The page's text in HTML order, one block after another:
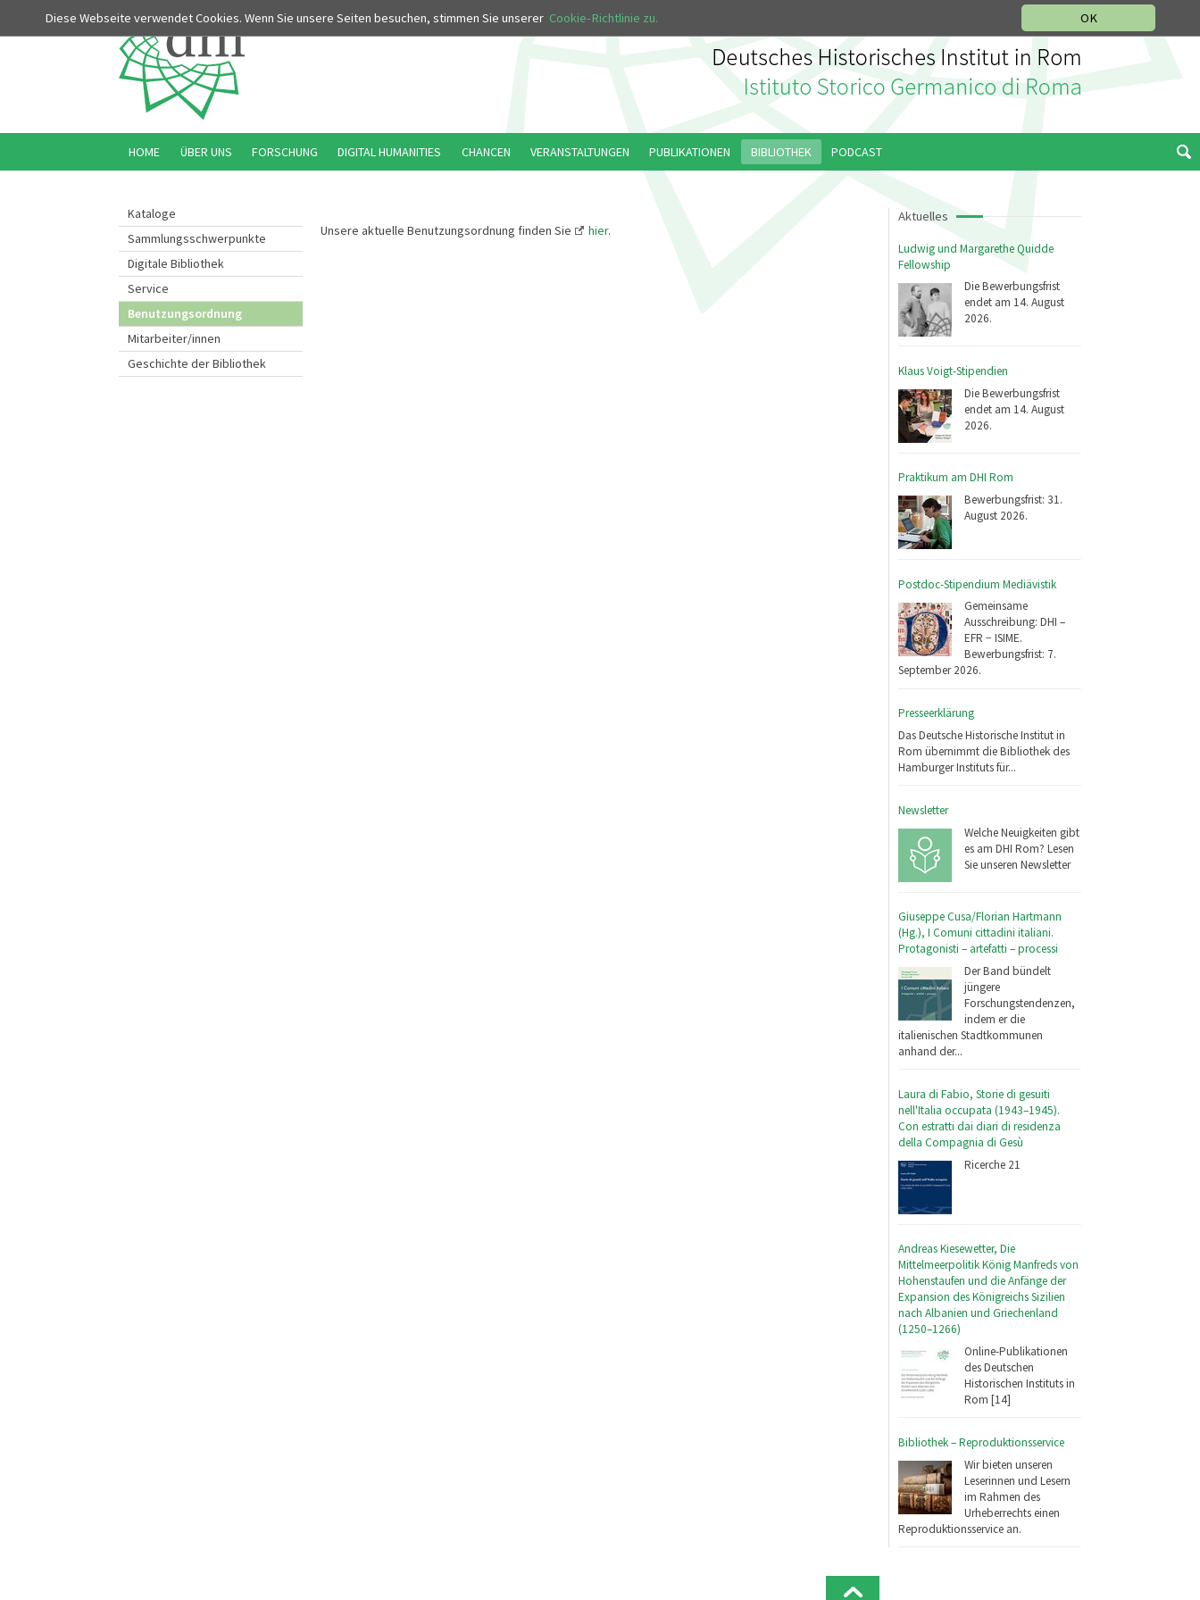
OK
Diese Webseite verwendet Cookies. Wenn Sie unsere Seiten besuchen, stimmen Sie unserer Cookie-Richtlinie zu.
Kataloge
Sammlungsschwerpunkte
Digitale Bibliothek
Service
Benutzungsordnung
Mitarbeiter/innen
Geschichte der Bibliothek
Aktuelles
Ludwig und Margarethe Quidde
Fellowship
Die Bewerbungsfrist
endet am 14. August
2026.
Klaus Voigt-Stipendien
Die Bewerbungsfrist
endet am 14. August
2026.
Praktikum am DHI Rom
Bewerbungsfrist: 31.
August 2026.
Postdoc-Stipendium Mediävistik
Gemeinsame
Ausschreibung: DHI –
EFR − ISIME.
Bewerbungsfrist: 7.
September 2026.
Presseerklärung
Das Deutsche Historische Institut in
Rom übernimmt die Bibliothek des
Hamburger Instituts für...
Newsletter
Welche Neuigkeiten gibt
es am DHI Rom? Lesen
Sie unseren Newsletter
Giuseppe Cusa/Florian Hartmann
(Hg.), I Comuni cittadini italiani.
Protagonisti – artefatti – processi
Der Band bündelt
jüngere
Forschungstendenzen,
indem er die
italienischen Stadtkommunen
anhand der...
Laura di Fabio, Storie di gesuiti
nell'Italia occupata (1943–1945).
Con estratti dai diari di residenza
della Compagnia di Gesù
Ricerche 21
Andreas Kiesewetter, Die
Mittelmeerpolitik König Manfreds von
Hohenstaufen und die Anfänge der
Expansion des Königreichs Sizilien
nach Albanien und Griechenland
(1250–1266)
Online-Publikationen
des Deutschen
Historischen Instituts in
Rom [14]
Bibliothek – Reproduktionsservice
Wir bieten unseren
Leserinnen und Lesern
im Rahmen des
Urheberrechts einen
Reproduktionsservice an.
Unsere aktuelle Benutzungsordnung finden Sie hier.
HOME ÜBER UNS FORSCHUNG DIGITAL HUMANITIES CHANCEN VERANSTALTUNGEN PUBLIKATIONEN BIBLIOTHEK PODCAST